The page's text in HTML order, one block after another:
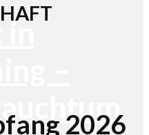
in
–
2026